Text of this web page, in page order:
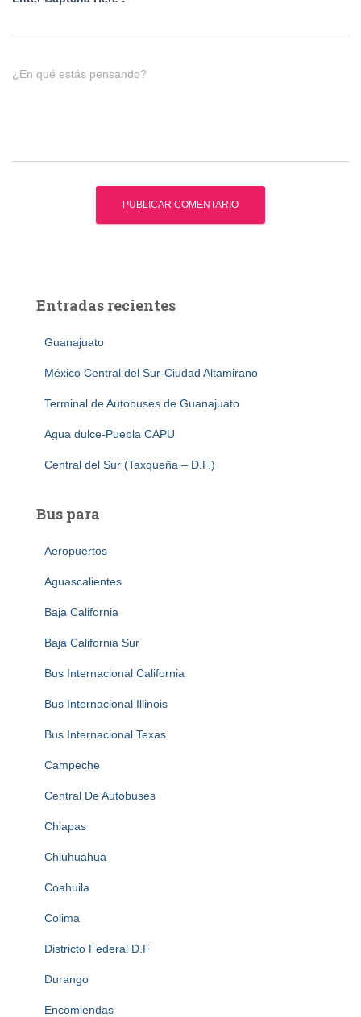
¿En qué estás pensando?
Entradas recientes
Guanajuato
México Central del Sur-Ciudad Altamirano
Terminal de Autobuses de Guanajuato
Agua dulce-Puebla CAPU
Central del Sur (Taxqueña – D.F.)
Bus para
Aeropuertos
Aguascalientes
Baja California
Baja California Sur
Bus Internacional California
Bus Internacional Illinois
Bus Internacional Texas
Campeche
Central De Autobuses
Chiapas
Chiuhuahua
Coahuila
Colima
Districto Federal D.F
Durango
Encomiendas